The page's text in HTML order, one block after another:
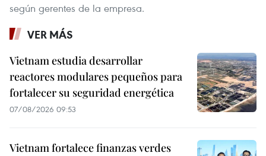
según gerentes de la empresa.
VER MÁS
Vietnam estudia desarrollar
reactores modulares pequeños para
fortalecer su seguridad energética
07/08/2026 09:53
Vietnam fortalece finanzas verdes